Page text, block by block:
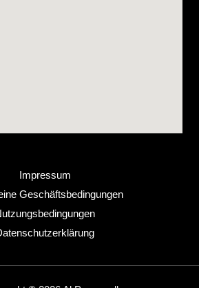
Impressum
Geschäftsbedingungen